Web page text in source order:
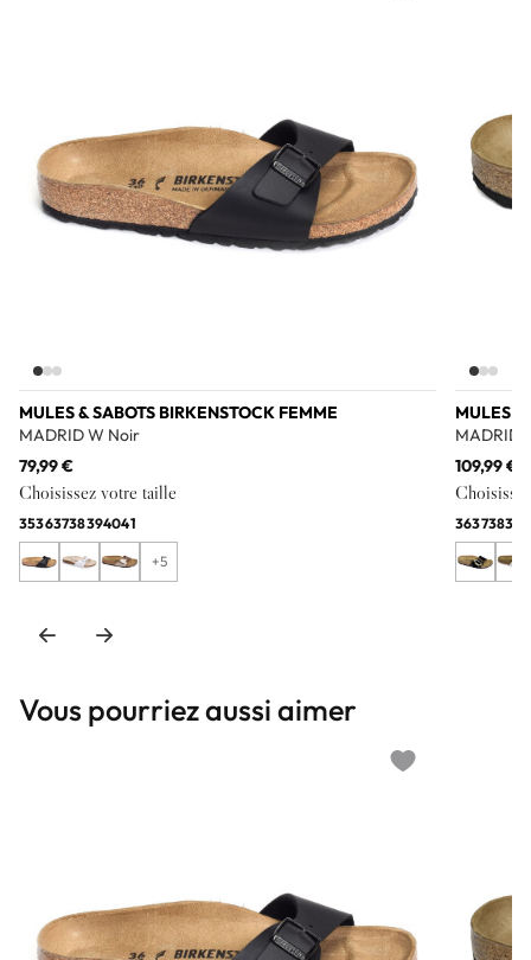
MULES & SABOTS BIRKENSTOCK FEMME
MADRID W Noir
79,99 €
Choisissez votre taille
35363738394041
+5
MULES &
MADRID
109,99 €
36373839
Vous pourriez aussi aimer